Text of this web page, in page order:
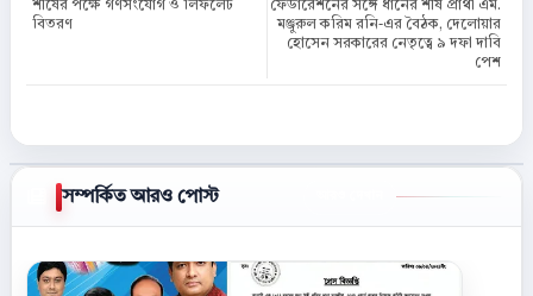
ফেডারেশনের সঙ্গে ধানের শীষ প্রার্থী এম.
মঞ্জুরুল করিম রনি-এর বৈঠক, দেলোয়ার
হোসেন সরকারের নেতৃত্বে ৯ দফা দাবি
পেশ
শীষের পক্ষে গণসংযোগ ও লিফলেট
বিতরণ
সম্পর্কিত আরও পোস্ট